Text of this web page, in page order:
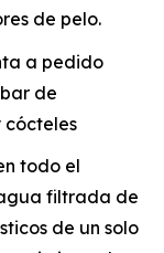
de pelo.
a pedido
de
cócteles
todo el
filtrada de
de un solo